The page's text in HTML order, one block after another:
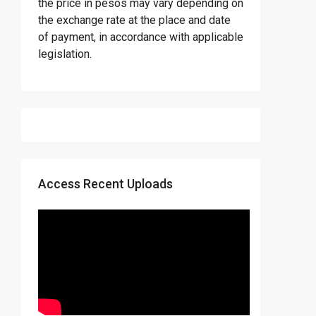
the price in pesos may vary depending on
the exchange rate at the place and date
of payment, in accordance with applicable
legislation.
Access Recent Uploads